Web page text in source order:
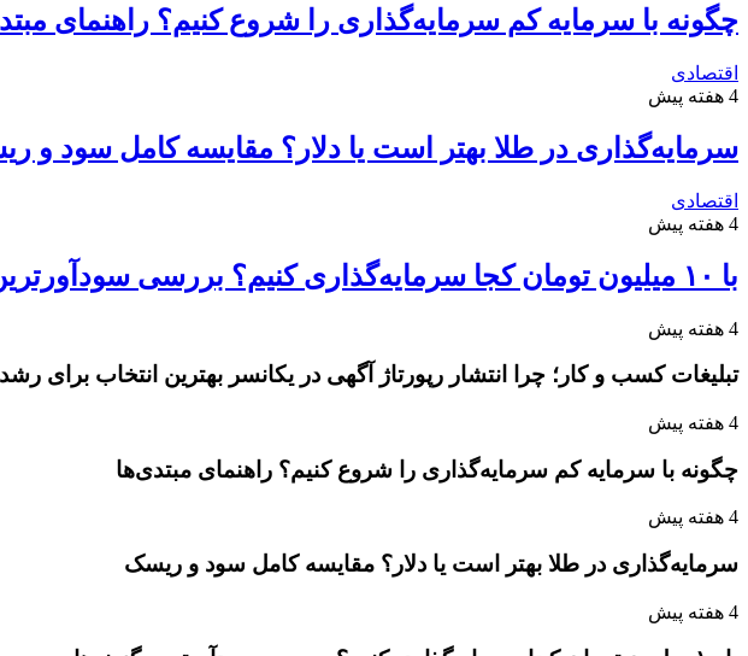
چگونه با سرمایه کم سرمایه‌گذاری را شروع کنیم؟ راهنمای
اقتصادی
4 هفته پیش
سرمایه‌گذاری در طلا بهتر است یا دلار؟ مقایسه کامل سود و
اقتصادی
4 هفته پیش
با ۱۰ میلیون تومان کجا سرمایه‌گذاری کنیم؟ بررسی سودآورترین گزینه‌ها
4 هفته پیش
تبلیغات کسب و کار؛ چرا انتشار رپورتاژ آگهی در یکانسر بهترین انتخاب برای
4 هفته پیش
چگونه با سرمایه کم سرمایه‌گذاری را شروع کنیم؟ راهنمای مبتدی‌ها
4 هفته پیش
سرمایه‌گذاری در طلا بهتر است یا دلار؟ مقایسه کامل سود و ریسک
4 هفته پیش